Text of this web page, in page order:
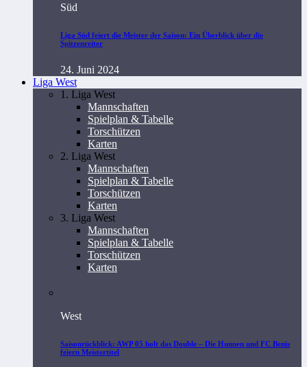
Süd
Liga Süd feiert die Meister der Saison: Ein Überblick über die
Spitzenreiter
24. Juni 2024
Liga West
1. Liga West
Mannschaften
Spielplan & Tabelle
Torschützen
Karten
2. Liga West
Mannschaften
Spielplan & Tabelle
Torschützen
Karten
3. Liga West
Mannschaften
Spielplan & Tabelle
Torschützen
Karten
West
Saisonrückblick: AWP 05 holt das Double – Die Hunnen und FC Benis
feiern Meistertitel